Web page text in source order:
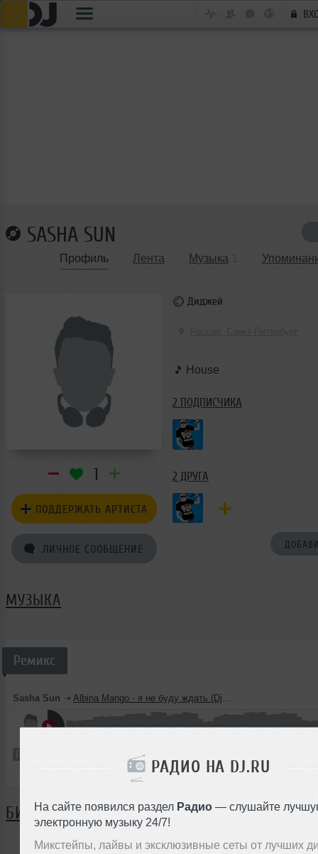
РАДИО НА DJ.RU
На сайте появился раздел Радио — слушайте
электронную музыку 24/7!
Микстейпы, лайвы и эксклюзивные сеты от лучших
SASHA SUN
Профиль Лента Музыка
1
ПОДДЕРЖАТЬ АРТИСТА
ЛИЧНОЕ СООБЩЕНИЕ
Диджей
House
2 ПОДПИСЧИКА
2 ДРУГА
МУЗЫКА
Ремикс
Sasha Sun ➝ Albina Mango - я не буду ждать (Dj Sun club rmx)
Ремикс
БИОГРАФИЯ